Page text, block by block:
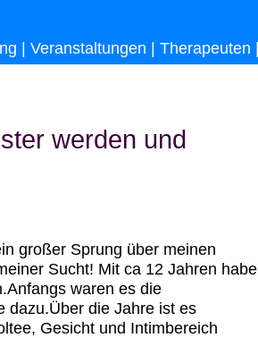
Veranstaltungen Therapeuten
werden und
großer Sprung über meinen
Sucht! Mit ca 12 Jahren habe
waren es die
dazu.Über die Jahre ist es
Gesicht und Intimbereich